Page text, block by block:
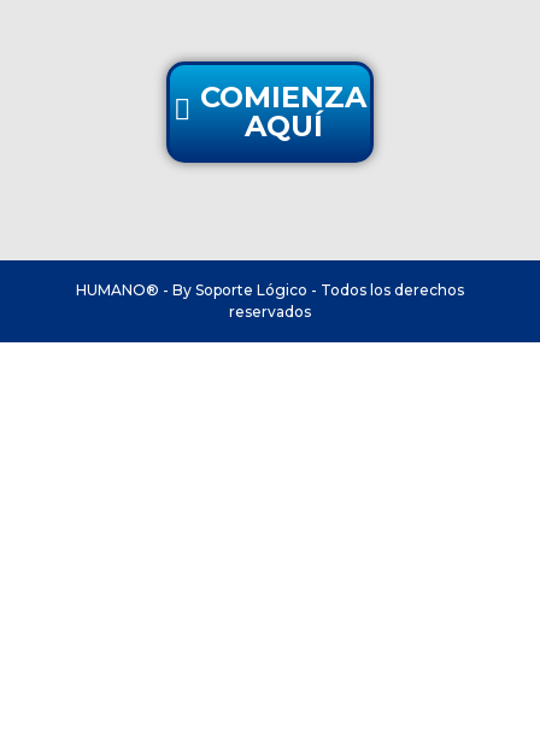
COMIENZA
AQUÍ
HUMANO® - By Soporte Lógico - Todos los derechos
reservados